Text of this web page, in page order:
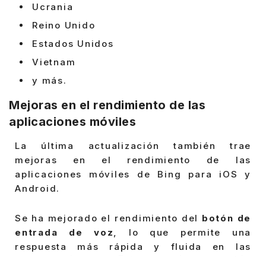
Ucrania
Reino Unido
Estados Unidos
Vietnam
y más.
Mejoras en el rendimiento de las
aplicaciones móviles
La última actualización también trae
mejoras en el rendimiento de las
aplicaciones móviles de Bing para iOS y
Android.
Se ha mejorado el rendimiento del botón de
entrada de voz
, lo que permite una
respuesta más rápida y fluida en las